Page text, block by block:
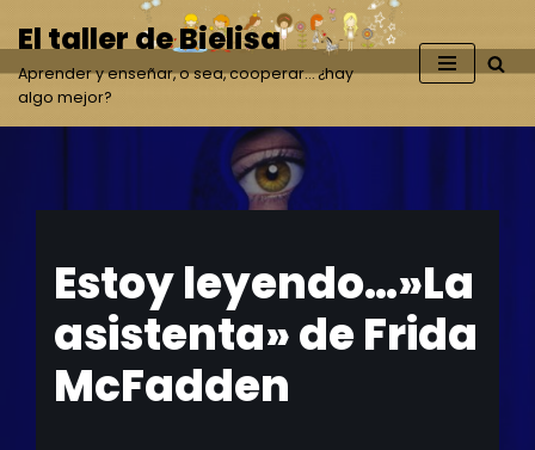
Saltar
al
contenido
El taller de Bielisa
Aprender y enseñar, o sea, cooperar… ¿hay
algo mejor?
Estoy leyendo…»La
asistenta» de Frida
McFadden